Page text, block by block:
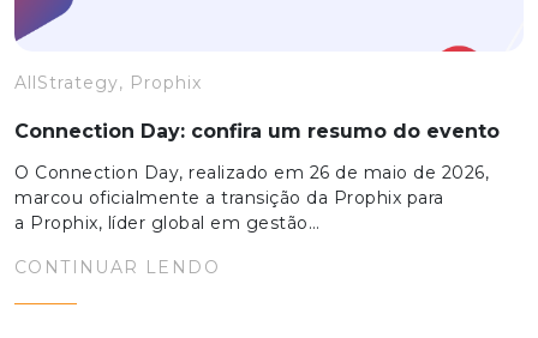
AllStrategy, Prophix
Connection Day: confira um resumo do evento
O Connection Day, realizado em 26 de maio de 2026,
marcou oficialmente a transição da Prophix para
a Prophix, líder global em gestão…
CONTINUAR LENDO